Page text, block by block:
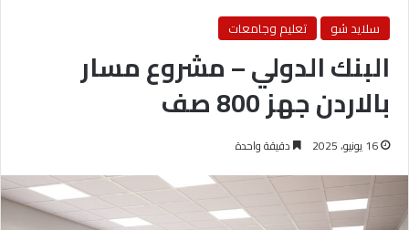
سلايد شو
تعليم وجامعات
البنك الدولي – مشروع مسار
بالاردن جهز 800 صف
16 يونيو، 2025 دقيقة واحدة